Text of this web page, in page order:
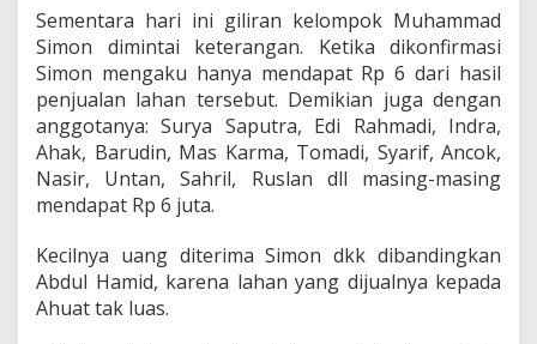
r
Sementara hari ini giliran kelompok Muhammad
Simon dimintai keterangan. Ketika dikonfirmasi
Simon mengaku hanya mendapat Rp 6 dari hasil
penjualan lahan tersebut. Demikian juga dengan
anggotanya: Surya Saputra, Edi Rahmadi, Indra,
Ahak, Barudin, Mas Karma, Tomadi, Syarif, Ancok,
Nasir, Untan, Sahril, Ruslan dll masing-masing
mendapat Rp 6 juta.
Kecilnya uang diterima Simon dkk dibandingkan
Abdul Hamid, karena lahan yang dijualnya kepada
Ahuat tak luas.